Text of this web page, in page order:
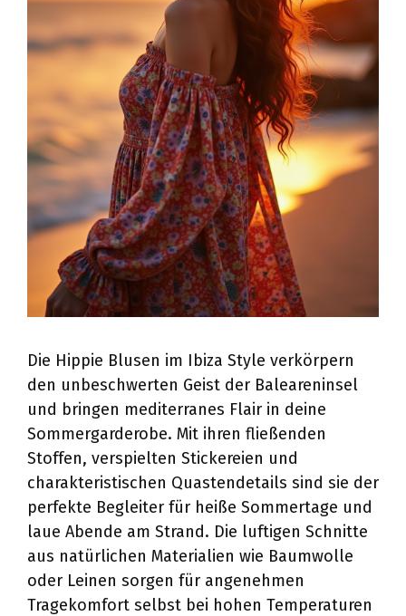
Die Hippie Blusen im Ibiza Style verkörpern
den unbeschwerten Geist der Baleareninsel
und bringen mediterranes Flair in deine
Sommergarderobe. Mit ihren fließenden
Stoffen, verspielten Stickereien und
charakteristischen Quastendetails sind sie der
perfekte Begleiter für heiße Sommertage und
laue Abende am Strand. Die luftigen Schnitte
aus natürlichen Materialien wie Baumwolle
oder Leinen sorgen für angenehmen
Tragekomfort selbst bei hohen Temperaturen